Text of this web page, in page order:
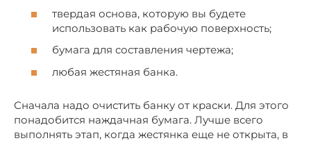
твердая основа, которую вы будете
использовать как рабочую поверхность;
бумага для составления чертежа;
любая жестяная банка.
Сначала надо очистить банку от краски. Для этого
понадобится наждачная бумага. Лучше всего
выполнять этап, когда жестянка еще не открыта, в